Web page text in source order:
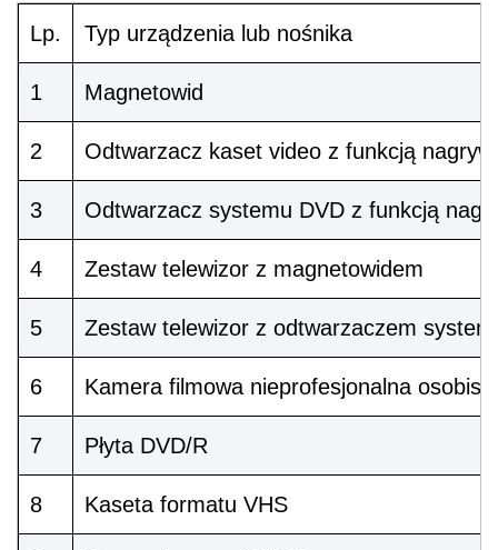
Lp. Typ urządzenia lub nośnika
1 Magnetowid
2 Odtwarzacz kaset video z funkcją
3 Odtwarzacz systemu DVD z funkcją
4 Zestaw telewizor z magnetowidem
5 Zestaw telewizor z odtwarzaczem
6 Kamera filmowa nieprofesjonalna
7 Płyta DVD/R
8 Kaseta formatu VHS